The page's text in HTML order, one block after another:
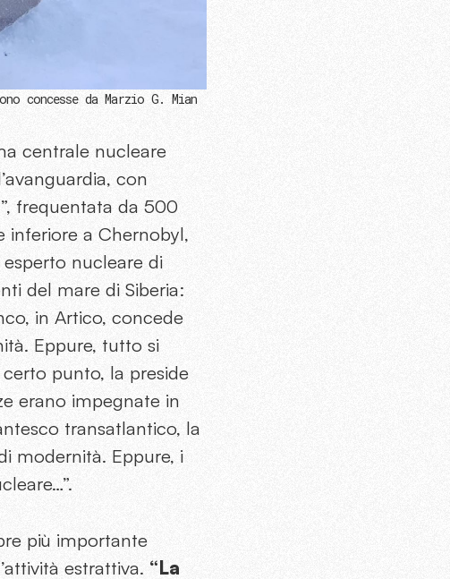
concesse da Marzio G. Mian
centrale nucleare
con
frequentata da 500
inferiore a Chernobyl,
nucleare di
del mare di Siberia:
in Artico, concede
Eppure, tutto si
punto, la preside
erano impegnate in
transatlantico, la
modernità. Eppure, i
più importante
estrattiva. “La